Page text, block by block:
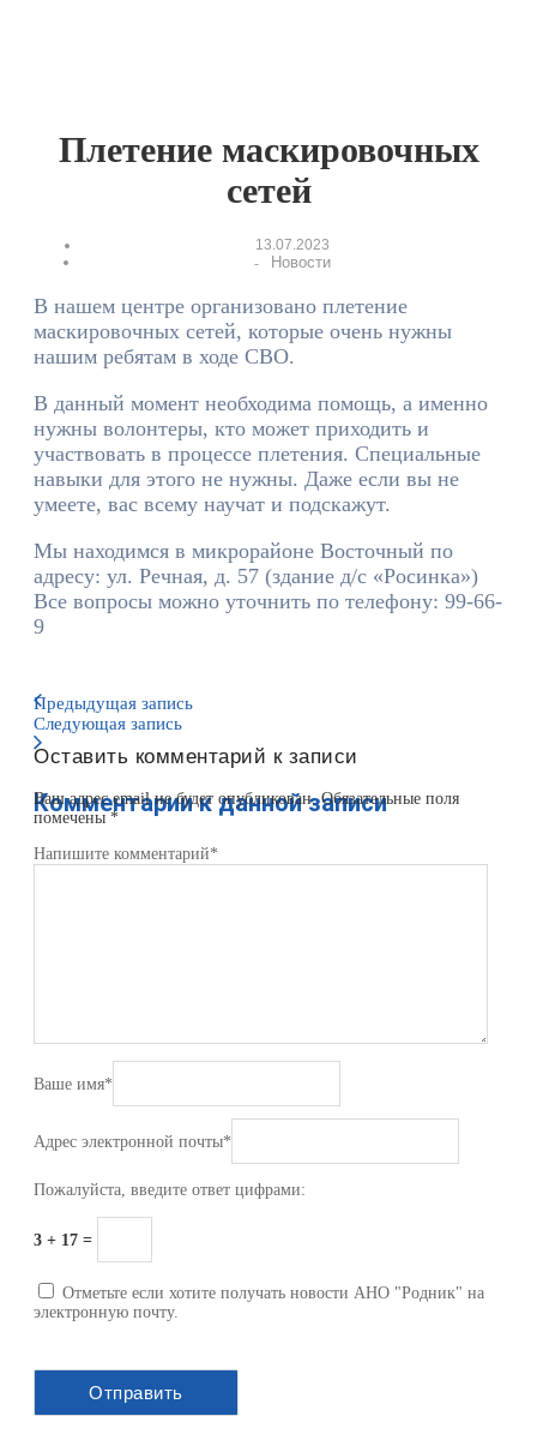
Плетение маскировочных
сетей
13.07.2023
-
Новости
В нашем центре организовано плетение
маскировочных сетей, которые очень нужны
нашим ребятам в ходе СВО.
В данный момент необходима помощь, а именно
нужны волонтеры, кто может приходить и
участвовать в процессе плетения. Специальные
навыки для этого не нужны. Даже если вы не
умеете, вас всему научат и подскажут.
Мы находимся в микрорайоне Восточный по
адресу: ул. Речная, д. 57 (здание д/с «Росинка»)
Все вопросы можно уточнить по телефону: 99-66-
9
Предыдущая запись
Следующая запись
Комментарии к данной записи
Оставить комментарий к записи
Ваш адрес email не будет опубликован. Обязательные поля
помечены *
Напишите комментарий*
Ваше имя*
Адрес электронной почты*
Пожалуйста, введите ответ цифрами:
3 + 17 =
Отметьте если хотите получать новости АНО "Родник" на
электронную почту.